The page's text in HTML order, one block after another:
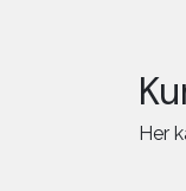
Her